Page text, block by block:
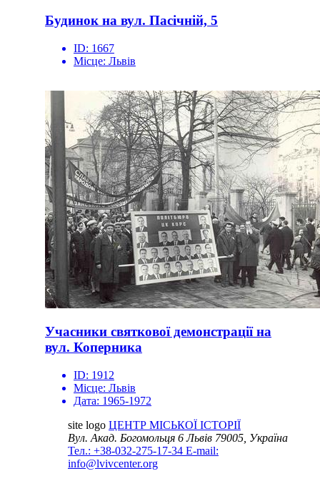
Будинок на вул. Пасічній, 5
ID: 1667
Місце: Львів
Учасники святкової демонстрації на
вул. Коперника
ID: 1912
Місце: Львів
Дата: 1965-1972
site logo ЦЕНТР МІСЬКОЇ ІСТОРІЇ
Вул. Акад. Богомольця 6Львів 79005, Україна
Тел.: +38-032-275-17-34 E-mail:
info@lvivcenter.org